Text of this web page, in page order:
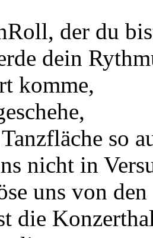
der du
dein
komme,
so
nicht in
uns von
die